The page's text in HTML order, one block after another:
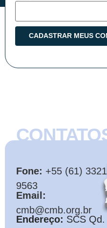
Fone: +55 (61)
9563
Email:
cmb@cmb.org.br
Endereço: SCS Qd.